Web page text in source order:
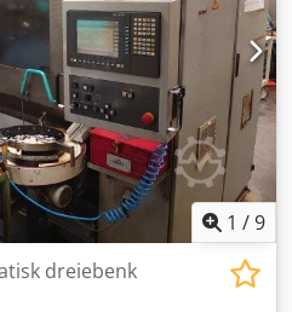
1 /9
dreiebenk